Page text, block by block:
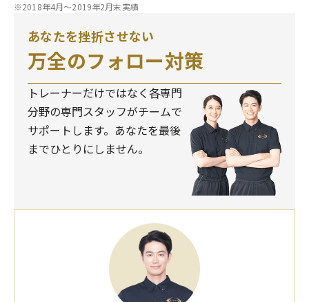
※2018年4月～2019年2月末実績
あなたを挫折させない
万全のフォロー対策
トレーナーだけではなく各専門
分野の専門スタッフがチームで
サポートします。あなたを最後
までひとりにしません。